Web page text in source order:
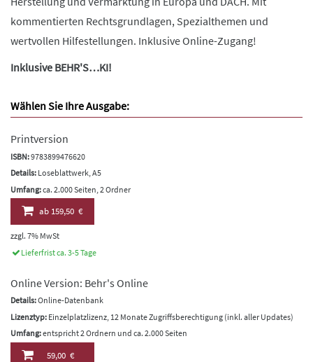
kommentierten Rechtsgrundlagen, Spezialthemen und
wertvollen Hilfestellungen. Inklusive Online-Zugang!
Inklusive BEHR'S…KI!
Wählen Sie Ihre Ausgabe:
Printversion
ISBN:9783899476620
Details: Loseblattwerk, A5
Umfang:ca. 2.000 Seiten, 2 Ordner
ab159,50 €
zzgl. 7% MwSt
Lieferfrist ca. 3-5 Tage
Online Version: Behr's Online
Details:Online-Datenbank
Lizenztyp: Einzelplatzlizenz, 12 Monate Zugriffsberechtigung (inkl. aller Updates)
Umfang:entspricht 2 Ordnern und ca. 2.000 Seiten
59,00 €